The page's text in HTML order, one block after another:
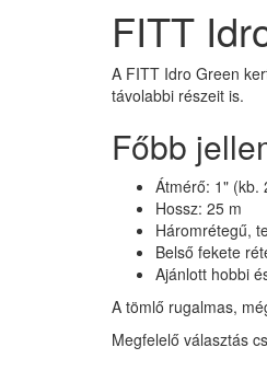
FITT
A FITT Idro Green
távolabbi részeit is.
Főbb
Átmérő: 1" (kb.
Hossz: 25 m
Háromrétegű,
Belső fekete
Ajánlott hobbi
A tömlő rugalmas,
Megfelelő választás